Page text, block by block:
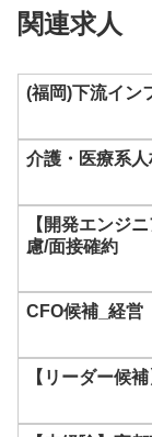
ー
ド
空
ま
し
さ
関連求人
(福岡)下流イン
介護・医療系
【開発エンジ
慮/面接確約
CFO候補_経営
【リーダー候